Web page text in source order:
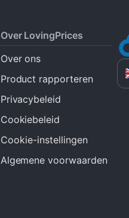
Over LovingPrices
Over ons
Product rapporteren
Privacybeleid
Cookiebeleid
Cookie-instellingen
Algemene voorwaarden